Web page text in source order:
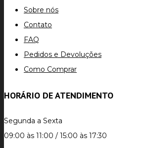
Sobre nós
Contato
FAQ
Pedidos e Devoluções
Como Comprar
HORÁRIO DE ATENDIMENTO
Segunda a Sexta
09:00 às 11:00 / 15:00 às 17:30